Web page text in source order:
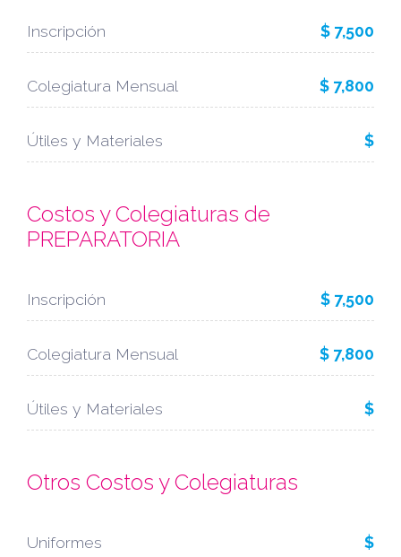
Inscripción $ 7,500
Colegiatura Mensual $ 7,800
Útiles y Materiales $
Costos y Colegiaturas de
PREPARATORIA
Inscripción $ 7,500
Colegiatura Mensual $ 7,800
Útiles y Materiales $
Otros Costos y Colegiaturas
Uniformes $